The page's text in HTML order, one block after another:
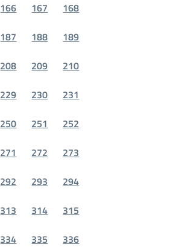
166 167
168
187 188
189
208 209
210
229 230
231
250 251
252
271 272
273
292 293
294
313 314
315
334 335
336